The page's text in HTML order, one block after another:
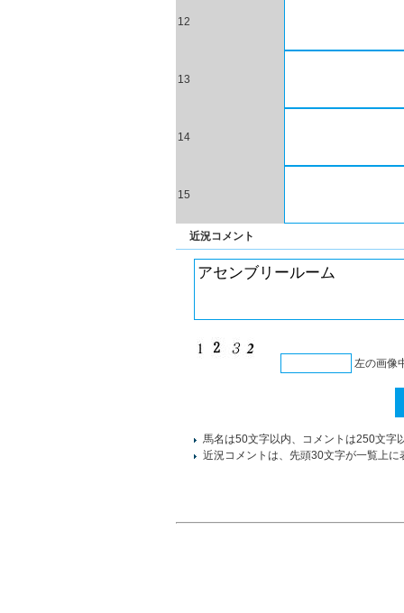
12
13
14
15
近況コメント
左の画像
馬名は50文字以内、コメントは250文字
近況コメントは、先頭30文字が一覧上に